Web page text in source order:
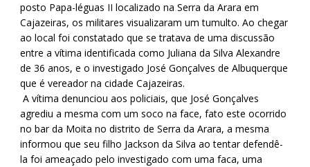
posto Papa-léguas II localizado na Serra da Arara em
Cajazeiras, os militares visualizaram um tumulto. Ao chegar
ao local foi constatado que se tratava de uma discussão
entre a vítima identificada como Juliana da Silva Alexandre
de 36 anos, e o investigado José Gonçalves de Albuquerque
que é vereador na cidade Cajazeiras.
A vítima denunciou aos policiais, que José Gonçalves
agrediu a mesma com um soco na face, fato este ocorrido
no bar da Moita no distrito de Serra da Arara, a mesma
informou que seu filho Jackson da Silva ao tentar defendê-
la foi ameaçado pelo investigado com uma faca, uma